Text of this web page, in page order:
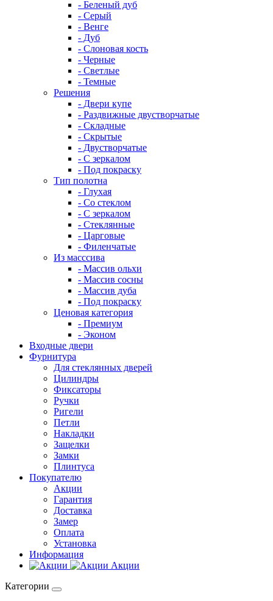
- Беленый дуб
- Серый
- Венге
- Дуб
- Слоновая кость
- Черные
- Светлые
- Темные
Решения
- Двери купе
- Раздвижные двустворчатые
- Складные
- Скрытые
- Двустворчатые
- С зеркалом
- Под покраску
Тип полотна
- Глухая
- Со стеклом
- С зеркалом
- Стеклянные
- Царговые
- Филенчатые
Из масссива
- Массив ольхи
- Массив сосны
- Массив дуба
- Под покраску
Ценовая категория
- Премиум
- Эконом
Входные двери
Фурнитура
Для стеклянных дверей
Цилиндры
Фиксаторы
Ручки
Ригели
Петли
Накладки
Защелки
Замки
Плинтуса
Покупателю
Акции
Гарантия
Доставка
Замер
Оплата
Установка
Информация
Акции
Категории